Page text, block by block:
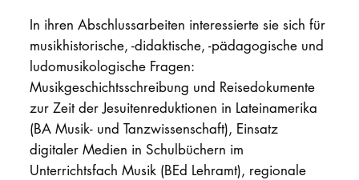
In ihren Abschlussarbeiten interessierte sie sich für
musikhistorische, -didaktische, -pädagogische und
ludomusikologische Fragen:
Musikgeschichtsschreibung und Reisedokumente
zur Zeit der Jesuitenreduktionen in Lateinamerika
(BA Musik- und Tanzwissenschaft), Einsatz
digitaler Medien in Schulbüchern im
Unterrichtsfach Musik (BEd Lehramt), regionale